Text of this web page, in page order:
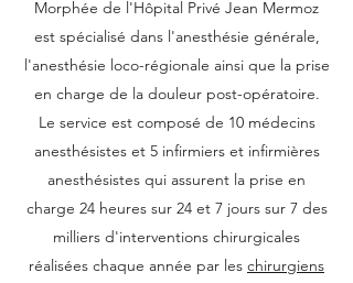
Morphée de l'Hôpital Privé Jean Mermoz
est spécialisé dans l'anesthésie générale,
l'anesthésie loco-régionale ainsi que la prise
en charge de la douleur post-opératoire.
Le service est composé de 10 médecins
anesthésistes et 5 infirmiers et infirmières
anesthésistes qui assurent la prise en
charge 24 heures sur 24 et 7 jours sur 7 des
milliers d'interventions chirurgicales
réalisées chaque année par les chirurgiens